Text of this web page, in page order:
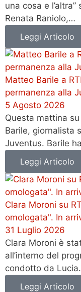
una cosa e
Renata Raniolo,…
Leggi Articolo
Matteo Barile a
permanenza alla
5 Agosto 2026
Questa mattina
Barile, giornalista
Juventus. Barile
Leggi Articolo
Clara Moroni su
omologata". In
31 Luglio 2026
Clara Moroni è
all’interno del
condotto da
Leggi Articolo